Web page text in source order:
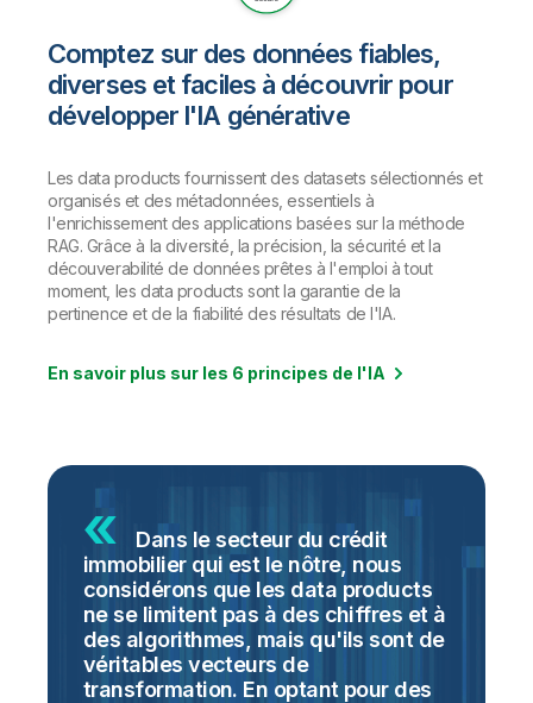
Comptez sur des données fiables,
diverses et faciles à découvrir pour
développer l'IA générative
Les data products fournissent des datasets sélectionnés et
organisés et des métadonnées, essentiels à
l'enrichissement des applications basées sur la méthode
RAG. Grâce à la diversité, la précision, la sécurité et la
découverabilité de données prêtes à l'emploi à tout
moment, les data products sont la garantie de la
pertinence et de la fiabilité des résultats de l'IA.
En savoir plus sur les 6 principes de l'IA
Dans le secteur du crédit
immobilier qui est le nôtre, nous
considérons que les data products
ne se limitent pas à des chiffres et à
des algorithmes, mais qu'ils sont de
véritables vecteurs de
transformation. En optant pour des